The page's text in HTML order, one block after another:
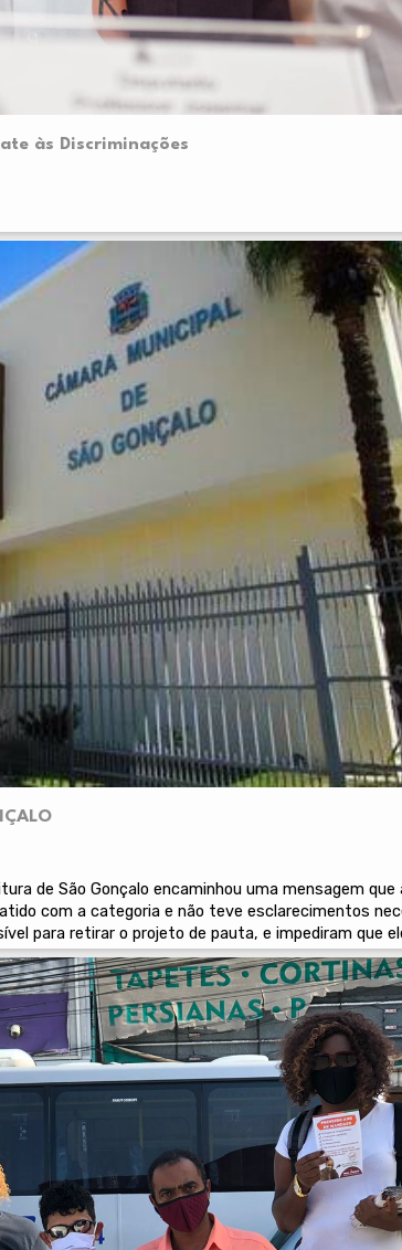
às Discriminações
de São Gonçalo encaminhou uma mensagem
com a categoria e não teve esclarecimentos
para retirar o projeto de pauta, e impediram que